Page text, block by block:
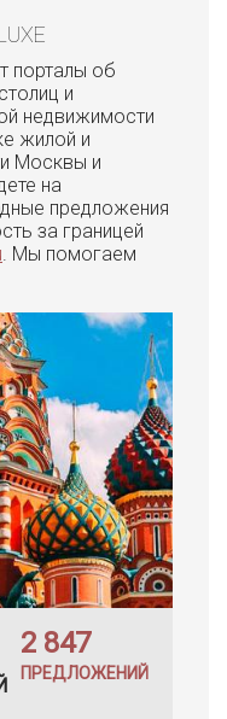
порталы об
и
недвижимости
жилой и
Москвы и
на
предложения
за границей
. Мы помогаем
2 847
ПРЕДЛОЖЕНИЙ